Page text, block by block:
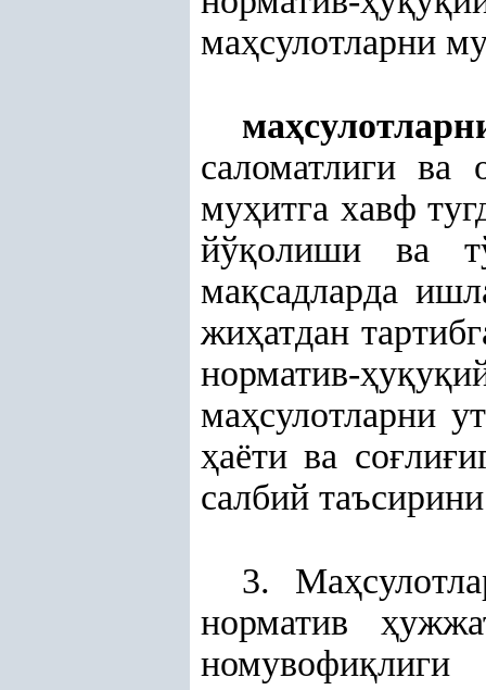
маҳсулотларни
маҳ
саломатлиги ва
муҳитга хавф
йўқолиши ва
мақсадларда
жиҳатдан
норматив-ҳуқуқ
маҳсулотларни
ҳаёти ва соғлиғ
салбий
3. Маҳ
нормативҳ
номувофиқлиги